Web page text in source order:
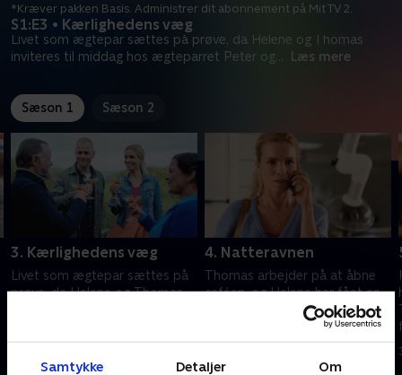
Samtykke Detaljer Om
S1:E3 • Kærlighedens væg
Livet som ægtepar sættes på prøve, da Helene og Thomas
inviteres til middag hos ægteparret Peter og
Læs mere
*Kræver pakken Basis. Administrer dit abonnement på Mit TV 2.
Sæson 1 Sæson 2
3. Kærlighedens væg
Livet som ægtepar sættes på
prøve, da Helene og Thomas
Kan Thomas og Helene
fremstå som et troværdigt
4. Natteravnen
Thomas arbejder på at åbne
caféen, og Helene har fået en
tjans på byens plejehjem. Her
møder hun en gammel, dement
mand, Laurits, der kaldes for
'Natteravnen'.